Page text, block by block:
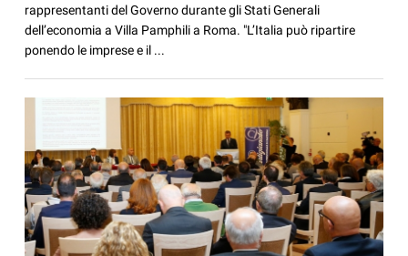
rappresentanti del Governo durante gli Stati Generali
dell’economia a Villa Pamphili a Roma. "L’Italia può ripartire
ponendo le imprese e il ...